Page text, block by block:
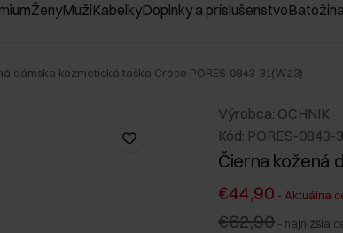
ŽenyMužiKabelkyDoplnky a príslušenstvoBatožina
dámska kozmetická taška Croco PORES-0843-31(W23)
Výrobca: OCHNIK
Kód: PORES-0843-
Čierna kožená
€44,90 - Aktuálna
€62,90 - najnižšia